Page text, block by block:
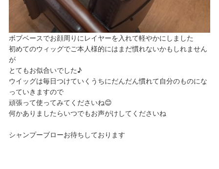
ボブベースでお顔周りにレイヤーを入れて軽やかにしました
初めてのウィッグでご本人様的にはまだ慣れないかもしれません
が
とてもお似合いでした♪
ウイッグは毎日つけていくうちにだんだん慣れて自分のものにな
っていきますので
頑張って使ってみてくださいね😊
何かありましたらいつでもお声がけしてくださいね
シャンプーブローお待ちしております